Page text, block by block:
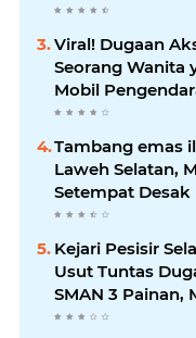
SUMBAR
Viral! Dugaan
Seorang Wanita
Mobil
Khatib Sulaiman
Tambang emas
Laweh Selatan,
Setempat
Tuntas
Kejari Pesisir
Usut Tuntas
SMAN 3 Painan,
Inspektorat